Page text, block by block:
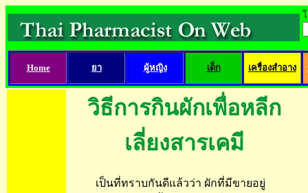
Home ยา ผู้หญิง เด็ก เครื่องสำอาง
วิธีการกินผักเพื่อหลีก
เลี่ยงสารเคมี
เป็นที่ทราบกันดีแล้วว่า ผักที่มีขายอยู่